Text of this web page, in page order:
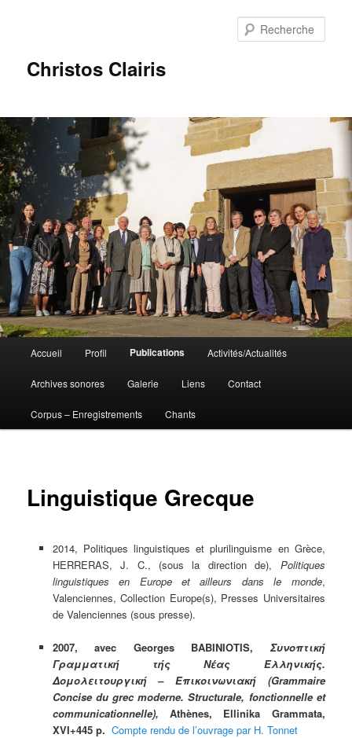
Christos Clairis
principal
Aller
au
contenu
Accueil Profil Publications Activités/Actualités
Archives sonores Galerie Liens Contact
Corpus – Enregistrements Chants
Linguistique Grecque
2014, Politiques linguistiques et plurilinguisme en Grèce,
HERRERAS, J. C., (sous la direction de), Politiques
linguistiques en Europe et ailleurs dans le monde,
Valenciennes, Collection Europe(s), Presses Universitaires
de Valenciennes (sous presse).
2007, avec Georges BABINIOTIS, Συνοπτική
Γραμματική τής Νέας Ελληνικής.
Δομολειτουργική –Επικοινωνιακή (Grammaire
Concise du grec moderne. Structurale, fonctionnelle et
communicationnelle),Athènes, Ellinika Grammata,
XVI+445 p. Compte rendu de l’ouvrage par H. Tonnet